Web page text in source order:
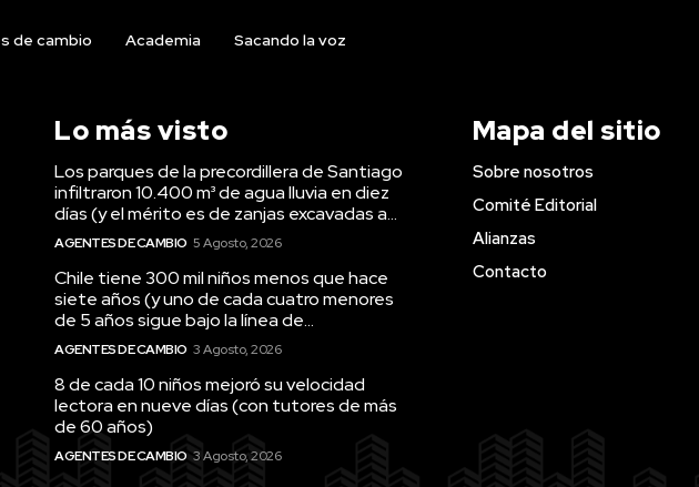
de cambio Academia Sacando la voz
Lo más visto
Los parques de la precordillera de Santiago
infiltraron 10.400 m³ de agua lluvia en diez
días (y el mérito es de zanjas excavadas a...
AGENTES DE CAMBIO 5 Agosto, 2026
Chile tiene 300 mil niños menos que hace
siete años (y uno de cada cuatro menores
de 5 años sigue bajo la línea de...
AGENTES DE CAMBIO 3 Agosto, 2026
8 de cada 10 niños mejoró su velocidad
lectora en nueve días (con tutores de más
de 60 años)
AGENTES DE CAMBIO 3 Agosto, 2026
Mapa del sitio
Sobre nosotros
Comité Editorial
Alianzas
Contacto